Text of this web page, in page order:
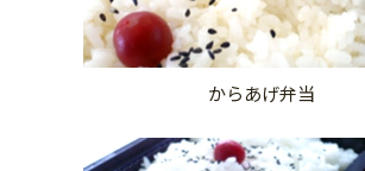
からあげ弁当